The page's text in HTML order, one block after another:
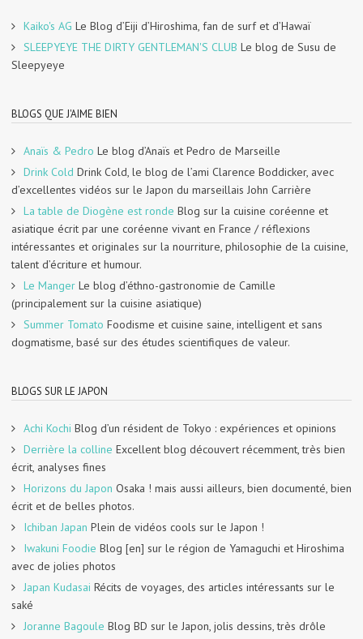
Kaiko's AG Le Blog d’Eiji d’Hiroshima, fan de surf et d’Hawaï
SLEEPYEYE THE DIRTY GENTLEMAN'S CLUB Le blog de Susu de
Sleepyeye
BLOGS QUE J'AIME BIEN
Anaïs & Pedro Le blog d’Anaïs et Pedro de Marseille
Drink Cold Drink Cold, le blog de l’ami Clarence Boddicker, avec
d’excellentes vidéos sur le Japon du marseillais John Carrière
La table de Diogène est ronde Blog sur la cuisine coréenne et
asiatique écrit par une coréenne vivant en France / réflexions
intéressantes et originales sur la nourriture, philosophie de la cuisine,
talent d’écriture et humour.
Le Manger Le blog d’éthno-gastronomie de Camille
(principalement sur la cuisine asiatique)
Summer Tomato Foodisme et cuisine saine, intelligent et sans
dogmatisme, basé sur des études scientifiques de valeur.
BLOGS SUR LE JAPON
Achi Kochi Blog d’un résident de Tokyo : expériences et opinions
Derrière la colline Excellent blog découvert récemment, très bien
écrit, analyses fines
Horizons du Japon Osaka ! mais aussi ailleurs, bien documenté, bien
écrit et de belles photos.
Ichiban Japan Plein de vidéos cools sur le Japon !
Iwakuni Foodie Blog [en] sur le région de Yamaguchi et Hiroshima
avec de jolies photos
Japan Kudasai Récits de voyages, des articles intéressants sur le
saké
Joranne Bagoule Blog BD sur le Japon, jolis dessins, très drôle